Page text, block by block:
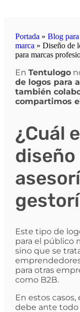
Portada » Blog para
marca » Diseño de
para marcas
En Tentulogo
de logos para
también
compartimos
¿Cuál
diseño
Este tipo de
para el público
sino que se
para otras
como B2B.
En estos
debe ante